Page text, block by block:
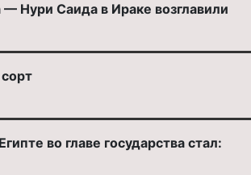
Нури Саида в Ираке возглавили
во главе государства стал: